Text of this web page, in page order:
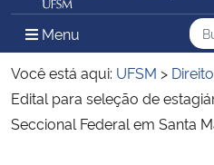
Ministério da Defesa
Ministério das Relações Exteriores
Ministério da Economia
Menu Menu Principal do
Você está aqui: UFSM > Direito
Edital para seleção de
Seccional Federal em Santa